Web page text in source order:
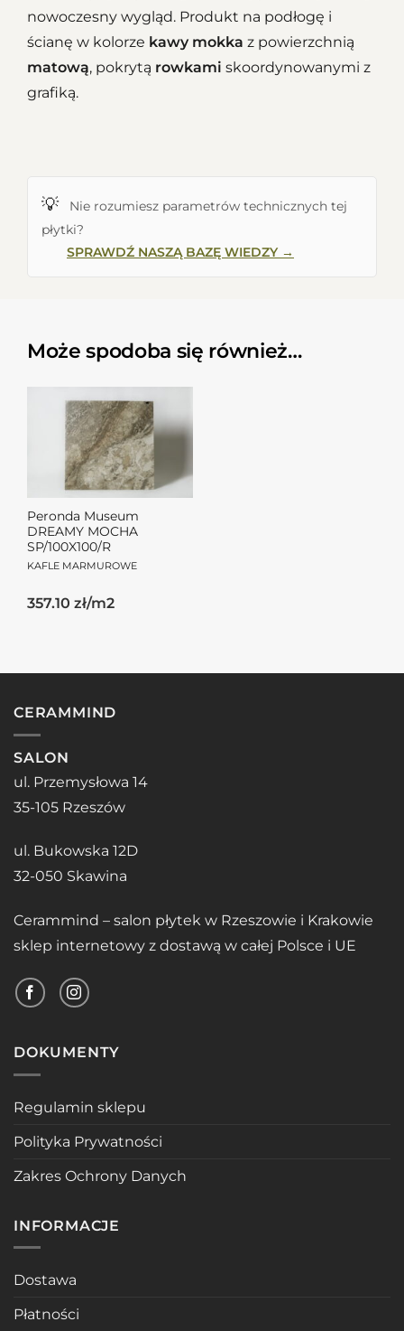
nowoczesny wygląd. Produkt na podłogę i
ścianę w kolorze kawy mokka z powierzchnią
matową, pokrytą rowkami skoordynowanymi z
grafiką.
💡
Nie rozumiesz parametrów technicznych tej
płytki?
SPRAWDŹ NASZĄ BAZĘ WIEDZY →
Może spodoba się również…
Peronda Museum
DREAMY MOCHA
SP/100X100/R
KAFLE MARMUROWE
357.10 zł/m2
CERAMMIND
SALON
ul. Przemysłowa 14
35-105 Rzeszów
ul. Bukowska 12D
32-050 Skawina
Cerammind – salon płytek w Rzeszowie i Krakowie
sklep internetowy z dostawą w całej Polsce i UE
DOKUMENTY
Regulamin sklepu
Polityka Prywatności
Zakres Ochrony Danych
INFORMACJE
Dostawa
Płatności